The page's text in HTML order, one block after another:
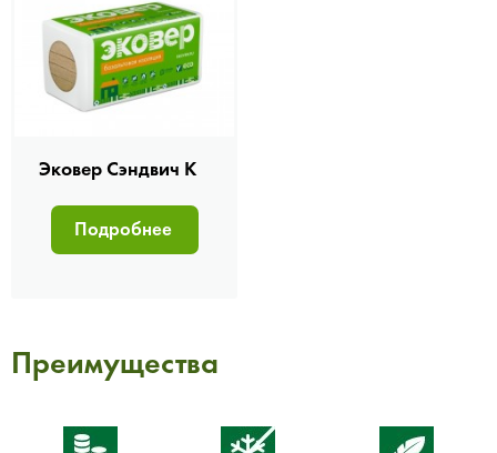
Эковер Сэндвич К
Подробнее
Преимущества